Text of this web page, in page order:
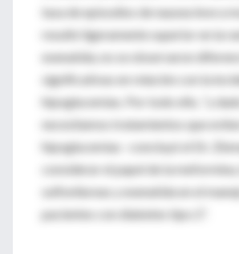
tasa de episodios de nausea leve a
resultó ligeramente superior en la
exenatida, no se observaron
significativas en relación con la
hipoglucemias. Por todo ello, “y
necesitamos tratamientos que
hipoglucemias –concluyó el Dr.
considerar el papel de la meformina,
sulfonilureas y exenatida en el
pacientes con diabetes tipo 2”.